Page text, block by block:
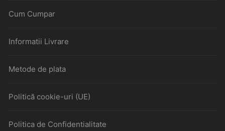
Cum Cumpar
Informatii Livrare
Metode de plata
Politică cookie-uri (UE)
Politica de Confidentialitate